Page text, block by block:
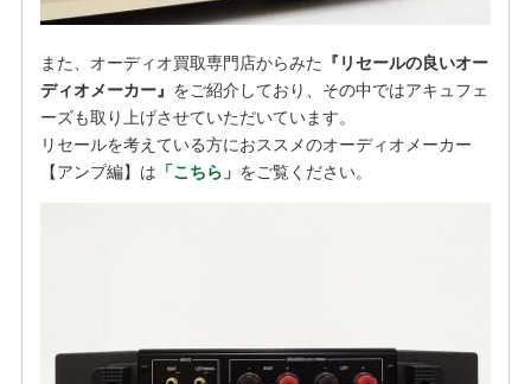
また、オーディオ買取専門店からみた
『リセールの良いオー
ディオメーカー』 をご紹介しており、その中ではアキュフェ
ーズも取り上げさせていただいています。
リセールを考えている方におススメのオーディオメーカー
【アンプ編】は 「こちら」 をご覧ください。